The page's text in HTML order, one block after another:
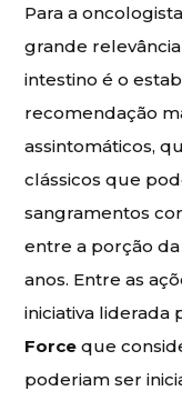
Para a
grande
intestino é o
recomendação
assintomáticos,
clássicos que
sangramentos
entre a porção
anos. Entre as
iniciativa liderada
Forceque
poderiam ser